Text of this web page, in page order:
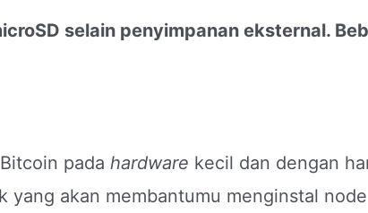
selain penyimpanan eksternal.
pada hardware kecil dan dengan
akan membantumu menginstal